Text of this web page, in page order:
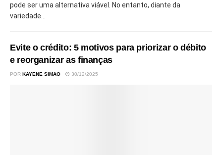
pode ser uma alternativa viável. No entanto, diante da
variedade...
Evite o crédito: 5 motivos para priorizar o débito
e reorganizar as finanças
POR KAYENE SIMAO 30/12/2025